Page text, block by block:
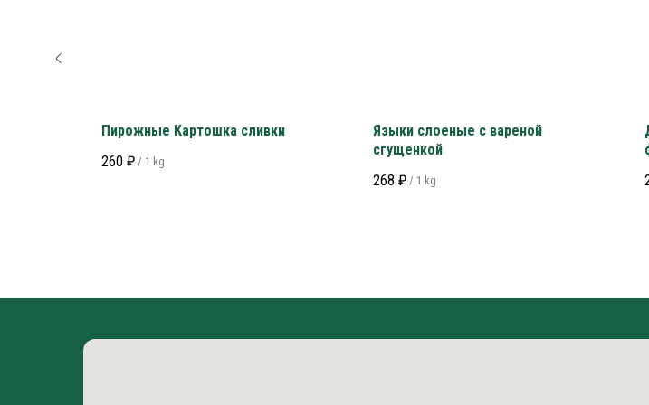
Пирожные Картошка сливки
260 ₽ / 1 kg
Языки слоеные с вареной
сгущенкой
268 ₽ / 1 kg